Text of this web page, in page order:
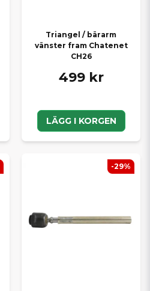
Triangel / bärarm
vänster fram Chatenet
CH26
499 kr
LÄGG I KORGEN
-29%